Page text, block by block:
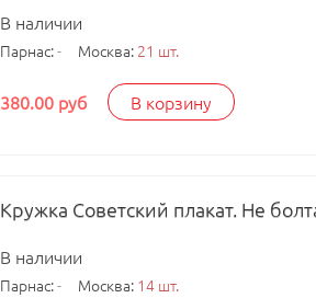
В наличии
Парнас:- Москва: 21 шт.
380.00 руб В корзину
Кружка Советский плакат. Не
В наличии
Парнас:- Москва: 14 шт.